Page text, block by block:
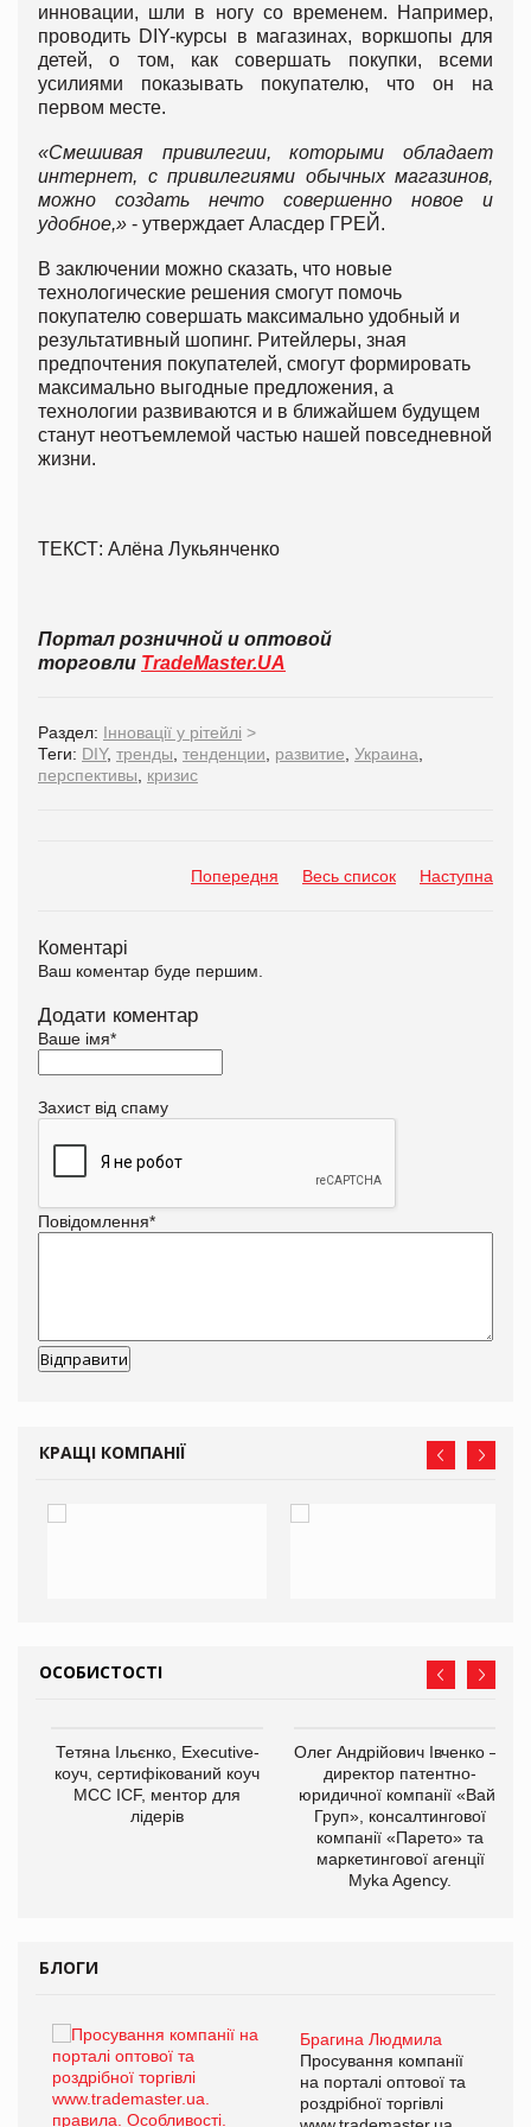
инновации, шли в ногу со временем. Например,
проводить DIY-курсы в магазинах, воркшопы для
детей, о том, как совершать покупки, всеми
усилиями показывать покупателю, что он на
первом месте.
«Смешивая привилегии, которыми обладает
интернет, с привилегиями обычных магазинов,
можно создать нечто совершенно новое и
удобное,» - утверждает Аласдер ГРЕЙ.
В заключении можно сказать, что новые
технологические решения смогут помочь
покупателю совершать максимально удобный и
результативный шопинг. Ритейлеры, зная
предпочтения покупателей, смогут формировать
максимально выгодные предложения, а
технологии развиваются и в ближайшем будущем
станут неотъемлемой частью нашей повседневной
жизни.
ТЕКСТ: Алёна Лукьянченко
Портал розничной и оптовой
торговли TradeMaster.UA
Раздел: Інновації у рітейлі >
Теги: DIY, тренды тенденции развитие Украина
перспективы
кризис
Попередня Весь список Наступна
Коментарі
Ваш коментар буде першим.
Додати коментар
Ваше імя*
Захист від спаму
Повідомлення*
КРАЩІ КОМПАНІЇ
ОСОБИСТОСТІ
Тетяна Ільєнко, Executive-
коуч, сертифікований коуч
МСС ICF, ментор для
лідерів
Олег Андрійович Івченко —
директор патентно-
юридичної компанії «Вайз
Груп», консалтингової
компанії «Парето» та
маркетингової агенції
Myka Agency.
БЛОГИ
Брагина Людмила
Просування компанії
на порталі оптової та
роздрібної торгівлі